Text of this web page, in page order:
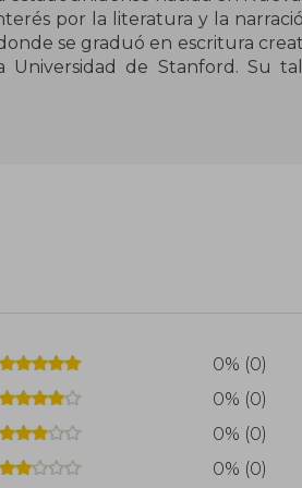
por la literatura y la
se graduó en escritura
de Stanford. Su
comenzó a publicar
la identidad, la pérdida
y su imaginación profunda la
de la narrativa
0% (0)
0% (0)
0% (0)
0% (0)